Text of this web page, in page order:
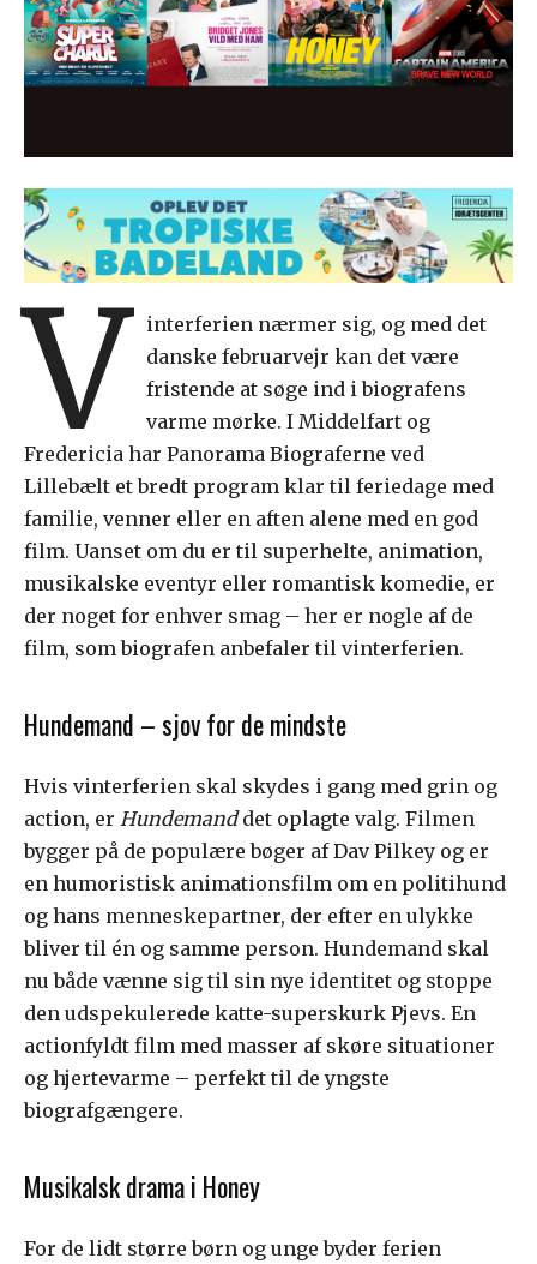
V
interferien nærmer sig, og med det
danske februarvejr kan det være
fristende at søge ind i biografens
varme mørke. I Middelfart og
Fredericia har Panorama Biograferne ved
Lillebælt et bredt program klar til feriedage med
familie, venner eller en aften alene med en god
film. Uanset om du er til superhelte, animation,
musikalske eventyr eller romantisk komedie, er
der noget for enhver smag – her er nogle af de
film, som biografen anbefaler til vinterferien.
Hundemand – sjov for de mindste
Hvis vinterferien skal skydes i gang med grin og
action, er Hundemanddet oplagte valg. Filmen
bygger på de populære bøger af Dav Pilkey og er
en humoristisk animationsfilm om en politihund
og hans menneskepartner, der efter en ulykke
bliver til én og samme person. Hundemand skal
nu både vænne sig til sin nye identitet og stoppe
den udspekulerede katte-superskurk Pjevs. En
actionfyldt film med masser af skøre situationer
og hjertevarme – perfekt til de yngste
biografgængere.
Musikalsk drama i Honey
For de lidt større børn og unge byder ferien